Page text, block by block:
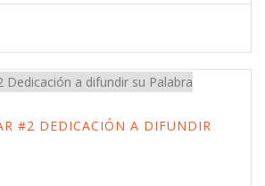
#2 DEDICACIÓN A DIFUNDIR